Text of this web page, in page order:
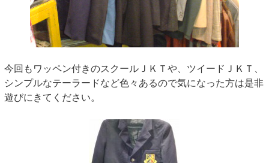
今回もワッペン付きのスクールＪＫＴや、ツイードＪＫＴ、
シンプルなテーラードなど色々あるので気になった方は是非
遊びにきてください。